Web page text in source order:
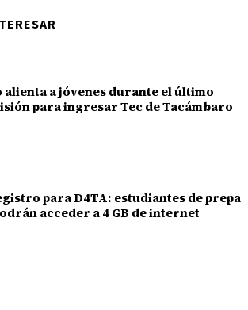
a jóvenes durante el último
para ingresar Tec de Tacámbaro
para D4TA: estudiantes de prepa
acceder a 4 GB de internet